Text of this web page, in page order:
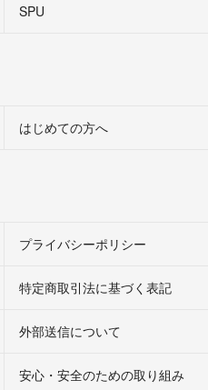
SPU
はじめての方へ
プライバシーポリシー
特定商取引法に基づく表記
外部送信について
安心・安全のための取り組み